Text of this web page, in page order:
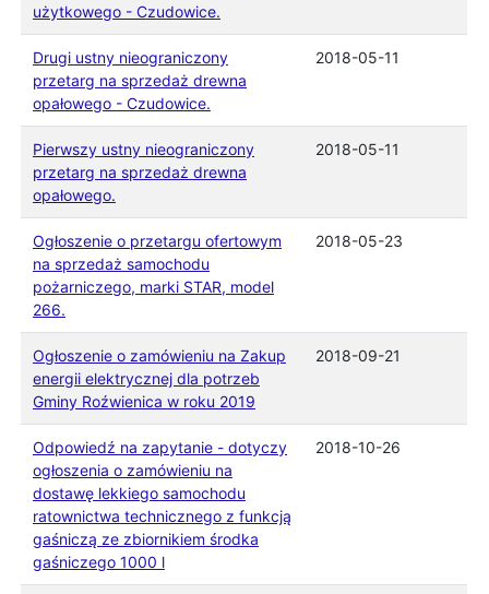
użytkowego - Czudowice.
Drugi ustny nieograniczony
przetarg na sprzedaż drewna
opałowego - Czudowice.
2018-05-11
Pierwszy ustny nieograniczony
przetarg na sprzedaż drewna
opałowego.
2018-05-11
Ogłoszenie o przetargu ofertowym
na sprzedaż samochodu
pożarniczego, marki STAR, model
266.
2018-05-23
Ogłoszenie o zamówieniu na Zakup
energii elektrycznej dla potrzeb
Gminy Roźwienica w roku 2019
2018-09-21
Odpowiedź na zapytanie - dotyczy
ogłoszenia o zamówieniu na
dostawę lekkiego samochodu
ratownictwa technicznego z funkcją
gaśniczą ze zbiornikiem środka
gaśniczego 1000 l
2018-10-26